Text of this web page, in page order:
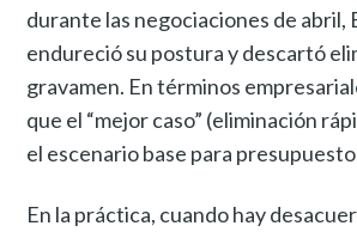
durante las negociaciones de abril,
endureció su postura y descartó
gravamen. En términos
que el “mejor caso” (eliminación
el escenario base para
En la práctica, cuando hay